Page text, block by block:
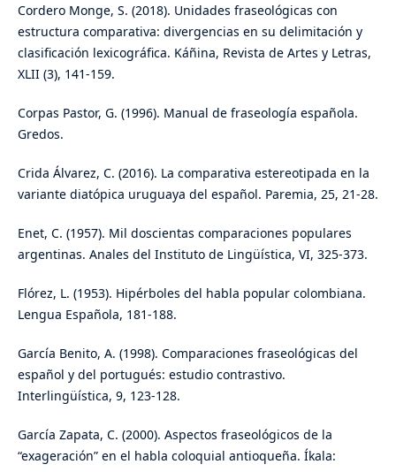
Cordero Monge, S. (2018). Unidades fraseológicas con
estructura comparativa: divergencias en su delimitación y
clasificación lexicográfica. Káñina, Revista de Artes y Letras,
XLII (3), 141-159.
Corpas Pastor, G. (1996). Manual de fraseología española.
Gredos.
Crida Álvarez, C. (2016). La comparativa estereotipada en la
variante diatópica uruguaya del español. Paremia, 25, 21-28.
Enet, C. (1957). Mil doscientas comparaciones populares
argentinas. Anales del Instituto de Lingüística, VI, 325-373.
Flórez, L. (1953). Hipérboles del habla popular colombiana.
Lengua Española, 181-188.
García Benito, A. (1998). Comparaciones fraseológicas del
español y del portugués: estudio contrastivo.
Interlingüística, 9, 123-128.
García Zapata, C. (2000). Aspectos fraseológicos de la
“exageración” en el habla coloquial antioqueña. Íkala: